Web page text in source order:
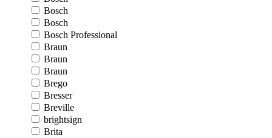
Bosch
Bosch
Bosch Professional
Braun
Braun
Braun
Brego
Bresser
Breville
brightsign
Brita